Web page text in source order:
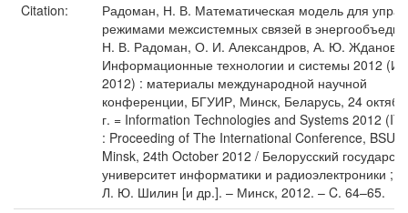
Citation:
Радоман, Н. В. Математическая модель для
режимами межсистемных связей в
Н. В. Радоман, О. И. Александров, А. Ю.
Информационные технологии и системы 2012
2012) : материалы международной научной
конференции, БГУИР, Минск, Беларусь, 24
г. = Information Technologies and Systems 2012
: Proceeding of The International Conference,
Minsk, 24th October 2012 / Белорусский
университет информатики и радиоэлектроники ;
Л. Ю. Шилин [и др.]. – Минск, 2012. – C. 64–65.